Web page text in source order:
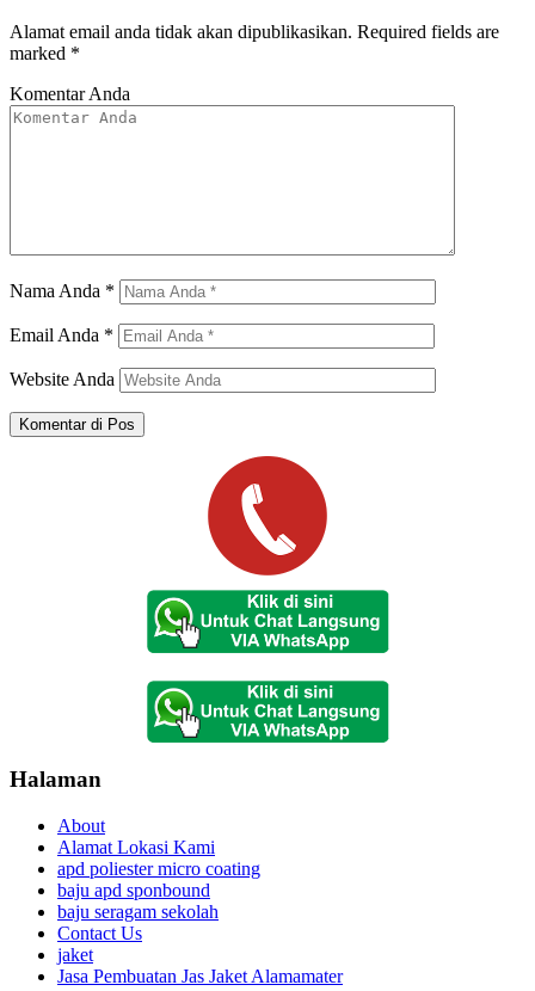
Alamat email anda tidak akan dipublikasikan. Required fields are
marked *
Komentar Anda
Nama Anda *
Email Anda *
Website Anda
Halaman
About
Alamat Lokasi Kami
apd poliester micro coating
baju apd sponbound
baju seragam sekolah
Contact Us
jaket
Jasa Pembuatan Jas Jaket Alamamater